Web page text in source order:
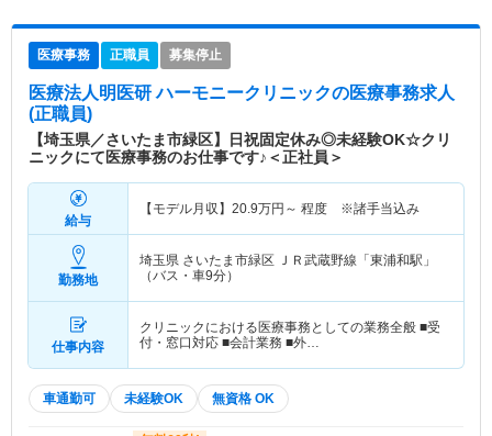
医療事務 正職員 募集停止
医療法人明医研 ハーモニークリニックの医療事務求人
(正職員)
【埼玉県／さいたま市緑区】日祝固定休み◎未経験OK☆クリ
ニックにて医療事務のお仕事です♪＜正社員＞
給与
【モデル月収】 20.9万円～ 程度 ※諸手当込み
勤務地
埼玉県 さいたま市緑区
ＪＲ武蔵野線「東浦和駅」
（バス・車9分）
仕事内容
クリニックにおける医療事務としての業務全般 ■受
付・窓口対応 ■会計業務 ■外…
車通勤可 未経験OK 無資格 OK